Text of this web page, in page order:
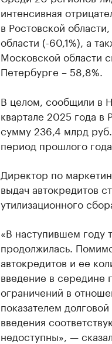
интенсивная
в Ростовской
области (-60,1%), а
Московской области
Петербурге – 58,8%.
В целом, сообщили в
квартале 2025 года в
сумму 236,4 млрд
период прошлого
Директор по
выдач автокредитов
утилизационного
«В наступившем году
продолжилась.
автокредитов и ее
введение в середине
ограничений в
показателем
введения
недоступны», —